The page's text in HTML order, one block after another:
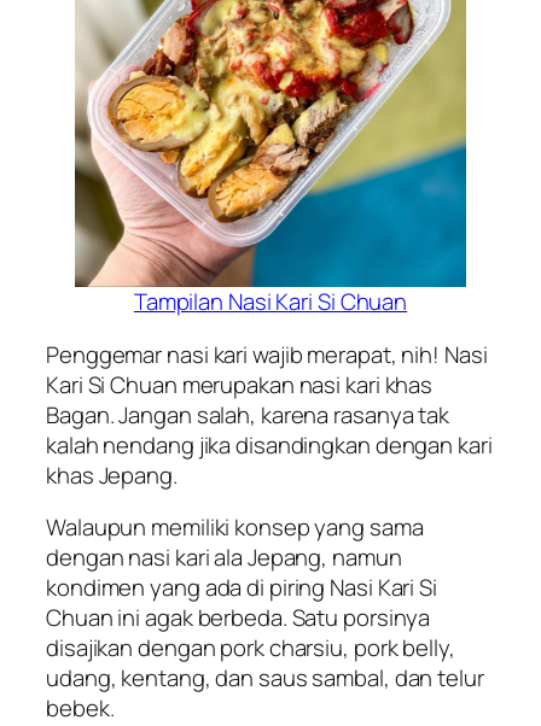
Tampilan Nasi Kari Si Chuan
Penggemar nasi kari wajib merapat, nih! Nasi
Kari Si Chuan merupakan nasi kari khas
Bagan. Jangan salah, karena rasanya tak
kalah nendang jika disandingkan dengan kari
khas Jepang.
Walaupun memiliki konsep yang sama
dengan nasi kari ala Jepang, namun
kondimen yang ada di piring Nasi Kari Si
Chuan ini agak berbeda. Satu porsinya
disajikan dengan pork charsiu, pork belly,
udang, kentang, dan saus sambal, dan telur
bebek.